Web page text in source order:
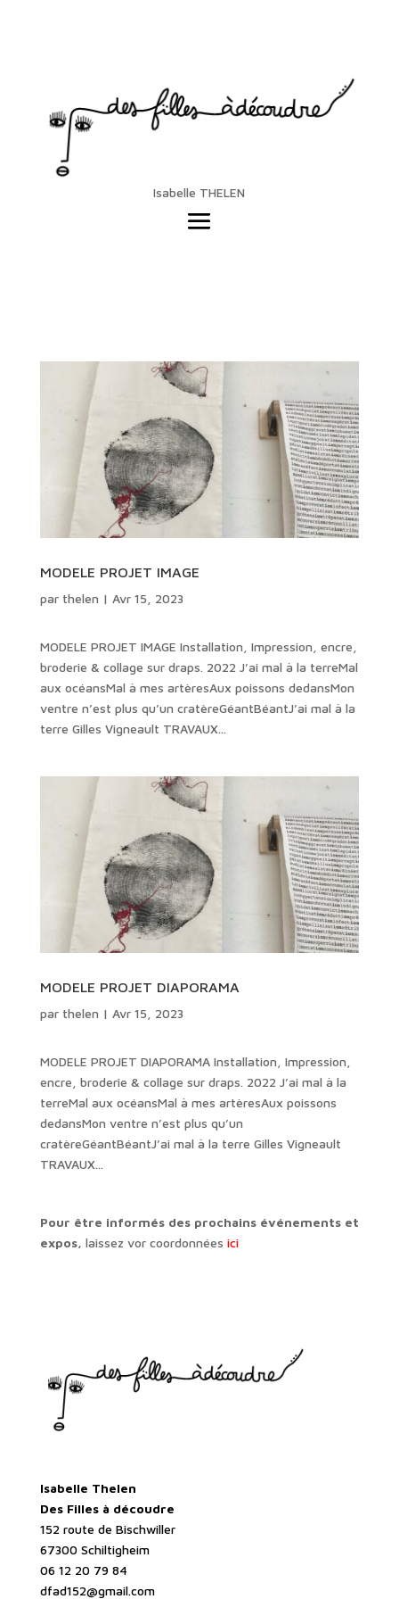
Isabelle THELEN
MODELE PROJET IMAGE
par thelen | Avr 15, 2023
MODELE PROJET IMAGE Installation, Impression, encre,
broderie & collage sur draps. 2022 J’ai mal à la terreMal
aux océansMal à mes artèresAux poissons dedansMon
ventre n’est plus qu’un cratèreGéantBéantJ’ai mal à la
terre Gilles Vigneault TRAVAUX...
MODELE PROJET DIAPORAMA
par thelen | Avr 15, 2023
MODELE PROJET DIAPORAMA Installation, Impression,
encre, broderie & collage sur draps. 2022 J’ai mal à la
terreMal aux océansMal à mes artèresAux poissons
dedansMon ventre n’est plus qu’un
cratèreGéantBéantJ’ai mal à la terre Gilles Vigneault
TRAVAUX...
Pour être informés des prochains événements et
expos, laissez vor coordonnées ici
Isabelle Thelen
Des Filles à découdre
152 route de Bischwiller
67300 Schiltigheim
06 12 20 79 84
dfad152@gmail.com